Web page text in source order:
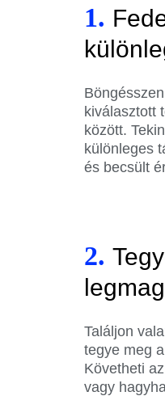
1.
kiválasztott
között.
különleges
és becsült
2.
Találjon
tegye meg
Követheti
vagy